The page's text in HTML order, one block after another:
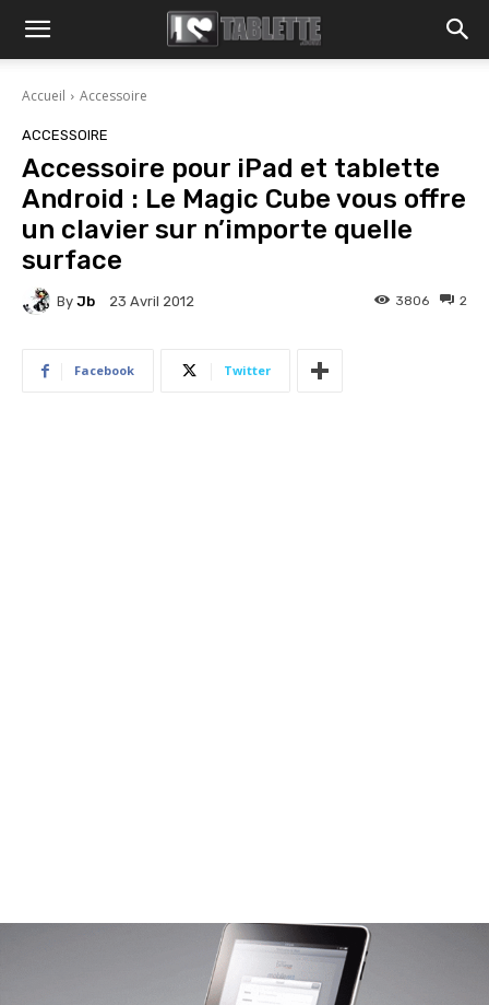
Accueil Accessoire
ACCESSOIRE
Accessoire pour iPad et tablette
Android : Le Magic Cube vous offre
un clavier sur n’importe quelle
surface
By Jb 23 Avril 2012 2
3806
Facebook Twitter